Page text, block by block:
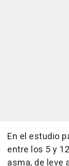
En el estudio
entre los 5 y
asma, de leve